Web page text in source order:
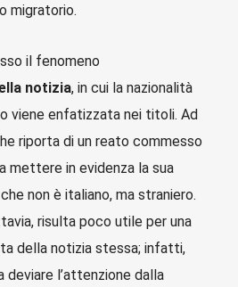
migratorio.
il fenomeno
notizia, in cui la nazionalità
viene enfatizzata nei titoli. Ad
riporta di un reato commesso
mettere in evidenza la sua
non è italiano, ma straniero.
risulta poco utile per una
della notizia stessa; infatti,
deviare l’attenzione dalla